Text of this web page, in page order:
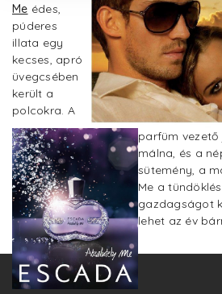
Me édes,
púderes
illata egy
kecses, apró
üvegcsében
került a
polcokra. A
parfüm
málna, és a
sütemény, a
Me a
gazdagságot
lehet az év